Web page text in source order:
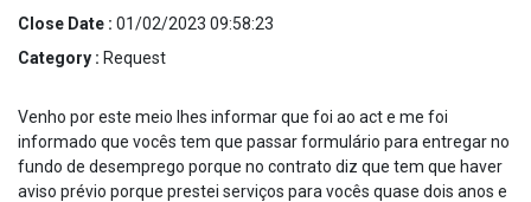
Close Date : 01/02/2023 09:58:23
Category : Request
Venho por este meio lhes informar que foi ao act e me foi
informado que vocês tem que passar formulário para entregar no
fundo de desemprego porque no contrato diz que tem que haver
aviso prévio porque prestei serviços para vocês quase dois anos e